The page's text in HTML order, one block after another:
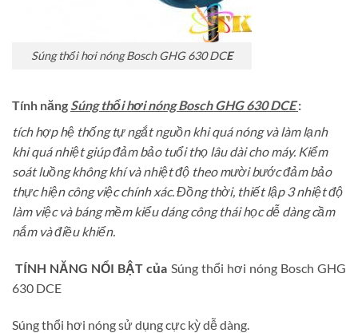
Súng thổi hơi nóng Bosch GHG 630 DCE
Tính năngSúng thổi hơi nóng Bosch GHG 630 DCE:
tích hợp hệ thống tự ngắt nguồn khi quá nóng và làm lạnh
khi quá nhiệt giúp đảm bảo tuổi thọ lâu dài cho máy. Kiểm
soát luồng không khí và nhiệt độ theo mười bước đảm bảo
thực hiện công việc chính xác. Đồng thời, thiết lập 3 nhiệt độ
làm việc và báng mềm kiểu dáng công thái học dễ dàng cầm
nắm và điều khiển.
TÍNH NĂNG NỔI BẬT của Súng thổi hơi nóng Bosch GHG
630 DCE
Súng thổi hơi nóng sử dụng cực kỳ dễ dàng.